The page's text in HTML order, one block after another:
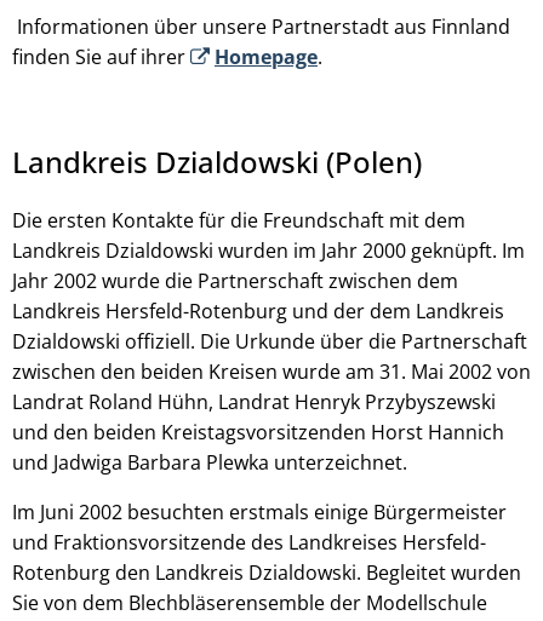
Informationen über unsere Partnerstadt aus Finnland
finden Sie auf ihrer
Homepage.
Landkreis Dzialdowski (Polen)
Die ersten Kontakte für die Freundschaft mit dem
Landkreis Dzialdowski wurden im Jahr 2000 geknüpft. Im
Jahr 2002 wurde die Partnerschaft zwischen dem
Landkreis Hersfeld-Rotenburg und der dem Landkreis
Dzialdowski offiziell. Die Urkunde über die Partnerschaft
zwischen den beiden Kreisen wurde am 31. Mai 2002 von
Landrat Roland Hühn, Landrat Henryk Przybyszewski
und den beiden Kreistagsvorsitzenden Horst Hannich
und Jadwiga Barbara Plewka unterzeichnet.
Im Juni 2002 besuchten erstmals einige Bürgermeister
und Fraktionsvorsitzende des Landkreises Hersfeld-
Rotenburg den Landkreis Dzialdowski. Begleitet wurden
Sie von dem Blechbläserensemble der Modellschule